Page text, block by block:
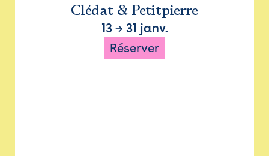
Clédat & Petitpierre
13→ 31 janv.
Réserver